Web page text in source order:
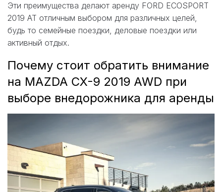
Эти преимущества делают аренду FORD ECOSPORT
2019 AT отличным выбором для различных целей,
будь то семейные поездки, деловые поездки или
активный отдых.
Почему стоит обратить внимание
на MAZDA CX-9 2019 AWD при
выборе внедорожника для аренды